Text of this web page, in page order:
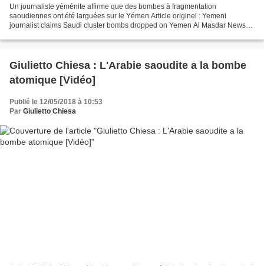
Un journaliste yéménite affirme que des bombes à fragmentation
saoudiennes ont été larguées sur le Yémen.Article originel : Yemeni
journalist claims Saudi cluster bombs dropped on Yemen Al Masdar News
Giulietto Chiesa : L'Arabie saoudite a la bombe
atomique [Vidéo]
Publié le 12/05/2018 à 10:53
Par Giulietto Chiesa